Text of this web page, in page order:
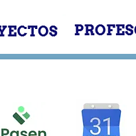
PROYECTOS